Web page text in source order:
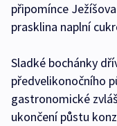
připomínce
prasklina naplní
Sladké bochánky
předvelikonočního
gastronomické
ukončení půstu